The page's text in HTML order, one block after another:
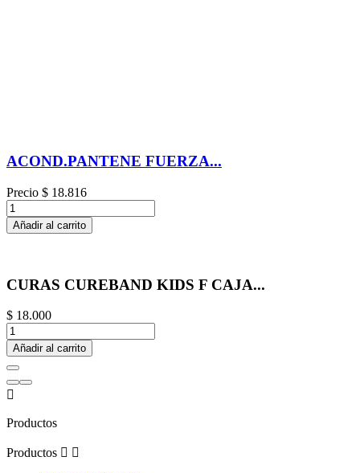
ACOND.PANTENE FUERZA...
Precio $ 18.816
Añadir al carrito
CURAS CUREBAND KIDS F CAJA...
$ 18.000
Añadir al carrito

Productos
Productos  